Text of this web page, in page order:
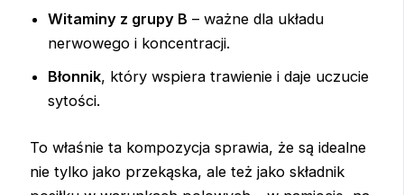
Witaminy z grupy B – ważne dla układu
nerwowego i koncentracji.
Błonnik, który wspiera trawienie i daje uczucie
sytości.
To właśnie ta kompozycja sprawia, że są idealne
nie tylko jako przekąska, ale też jako składnik